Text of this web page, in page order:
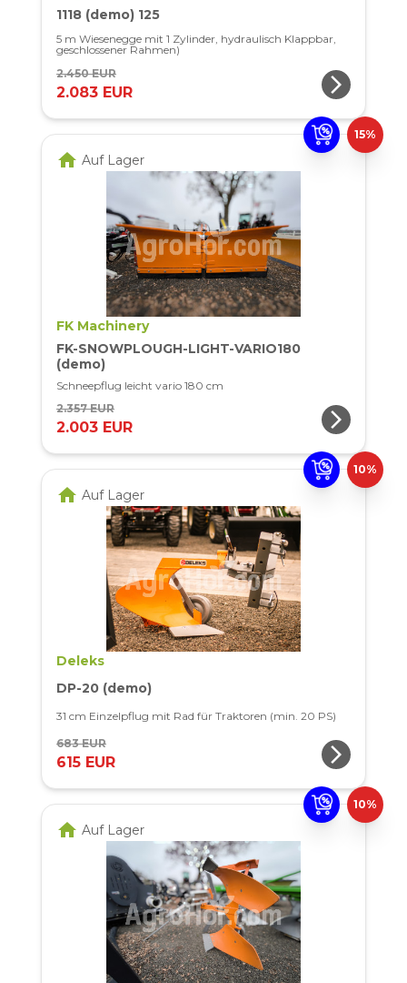
1118 (demo) 125
5 m Wiesenegge mit 1 Zylinder, hydraulisch Klappbar,
geschlossener Rahmen)
2.450 EUR
2.083 EUR arrow_forward_ios
15%
home Auf Lager
FK Machinery
FK-SNOWPLOUGH-LIGHT-VARIO180
(demo)
Schneepflug leicht vario 180 cm
2.357 EUR
2.003 EUR arrow_forward_ios
10%
home Auf Lager
Deleks
DP-20 (demo)
31 cm Einzelpflug mit Rad für Traktoren (min. 20 PS)
683 EUR
615 EUR arrow_forward_ios
10%
home Auf Lager